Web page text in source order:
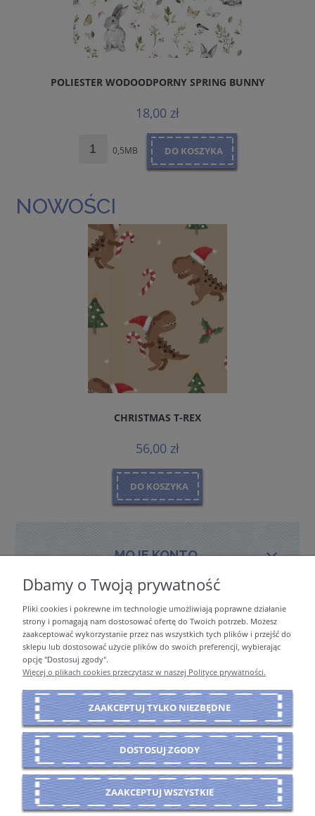
POLIESTER WODOODPORNY SPRING BUNNY
18,00 zł
0,5MB DO KOSZYKA
NOWOŚCI
CHRISTMAS T-REX
56,00 zł
DO KOSZYKA
MOJE KONTO
PŁATNOŚCI I DOSTAWA
INFORMACJE
O NAS
POKAŻ PEŁNĄ WERSJĘ STRONY
Sklep internetowy Shoper Premium
Dbamy o Twoją prywatność
Pliki cookies i pokrewne im technologie umożliwiają poprawne działanie
strony i pomagają nam dostosować ofertę do Twoich potrzeb. Możesz
zaakceptować wykorzystanie przez nas wszystkich tych plików i przejść do
sklepu lub dostosować użycie plików do swoich preferencji, wybierając
opcję "Dostosuj zgody".
Więcej o plikach cookies przeczytasz w naszej Polityce prywatności.
ZAAKCEPTUJ TYLKO NIEZBĘDNE
DOSTOSUJ ZGODY
ZAAKCEPTUJ WSZYSTKIE